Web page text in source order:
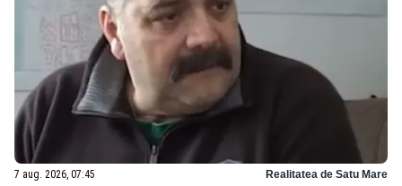
7 aug. 2026, 07:45 Realitatea de Satu Mare